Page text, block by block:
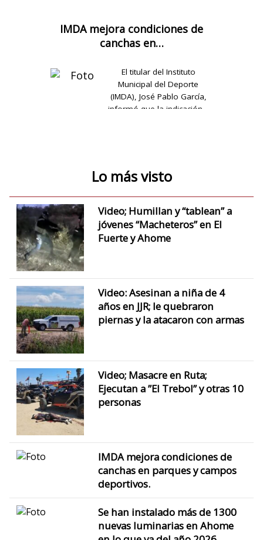
IMDA mejora condiciones de
canchas en…
El titular del Instituto
Municipal del Deporte
(IMDA), José Pablo García,
informó que la indicación…
Lo más visto
Video; Humillan y “tablean” a
jóvenes “Macheteros” en El
Fuerte y Ahome
Video: Asesinan a niña de 4
años en JJR; le quebraron
piernas y la atacaron con armas
Video; Masacre en Ruta;
Ejecutan a ”El Trebol” y otras 10
personas
IMDA mejora condiciones de
canchas en parques y campos
deportivos.
Se han instalado más de 1300
nuevas luminarias en Ahome